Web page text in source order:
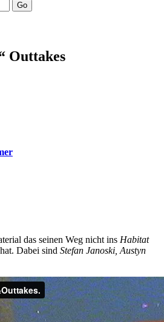
Go
Outtakes
das seinen Weg nicht ins Habitat
Dabei sind Stefan Janoski, Austyn